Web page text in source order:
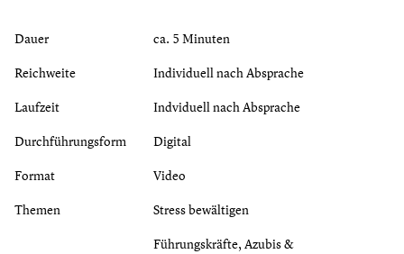
Dauer
ca. 5 Minuten
Reichweite
Individuell nach Absprache
Laufzeit
Indviduell nach Absprache
Durchführungsform
Digital
Format
Video
Themen
Stress bewältigen
Führungskräfte, Azubis &